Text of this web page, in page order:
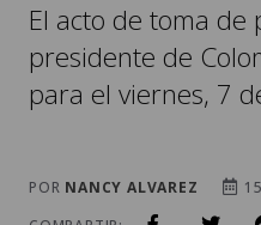
El acto de toma de
presidente de
para el viernes, 7
POR NANCY ALVAREZ